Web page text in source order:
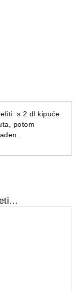
s 2 dl kipuće
potom